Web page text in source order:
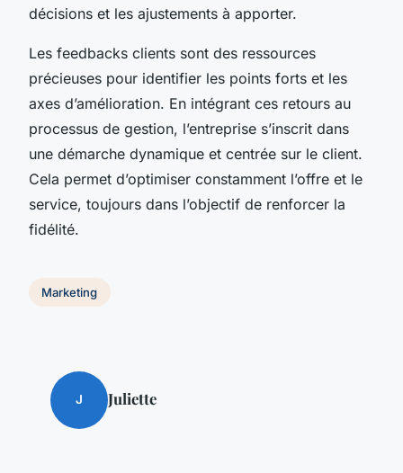
décisions et les ajustements à apporter.
Les feedbacks clients sont des ressources
précieuses pour identifier les points forts et les
axes d’amélioration. En intégrant ces retours au
processus de gestion, l’entreprise s’inscrit dans
une démarche dynamique et centrée sur le client.
Cela permet d’optimiser constamment l’offre et le
service, toujours dans l’objectif de renforcer la
fidélité.
Marketing
J Juliette